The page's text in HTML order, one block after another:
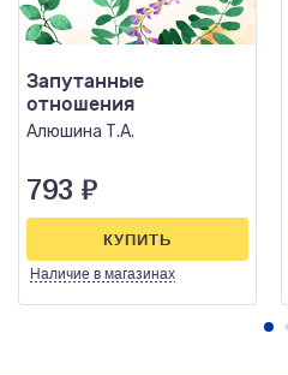
Запутанные
отношения
Алюшина Т.А.
793 ₽
Наличие в магазинах
КУПИТЬ